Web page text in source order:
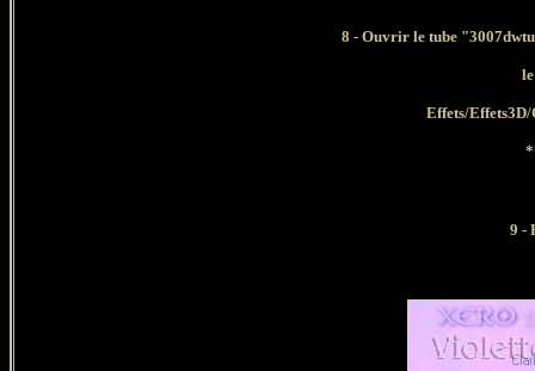
8 - Ouvrir le tube
Effets/
9 -